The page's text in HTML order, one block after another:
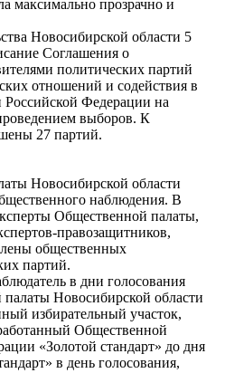
максимально прозрачно и
Новосибирской области 5
Соглашения о
политических партий
отношений и содействия в
Российской Федерации на
выборов. К
27 партий.
Новосибирской области
наблюдения. В
Общественной палаты,
правозащитников,
общественных
партий.
в дни голосования
Новосибирской области
избирательный участок,
Общественной
«Золотой стандарт» до дня
в день голосования,